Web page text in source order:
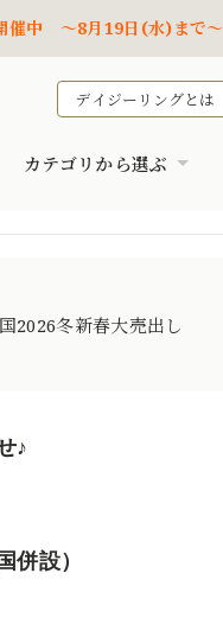
催中 ～8月19日(水)まで～
デイジーリングとは
カテゴリから選ぶ
2026冬新春大売出し
♪
併設）